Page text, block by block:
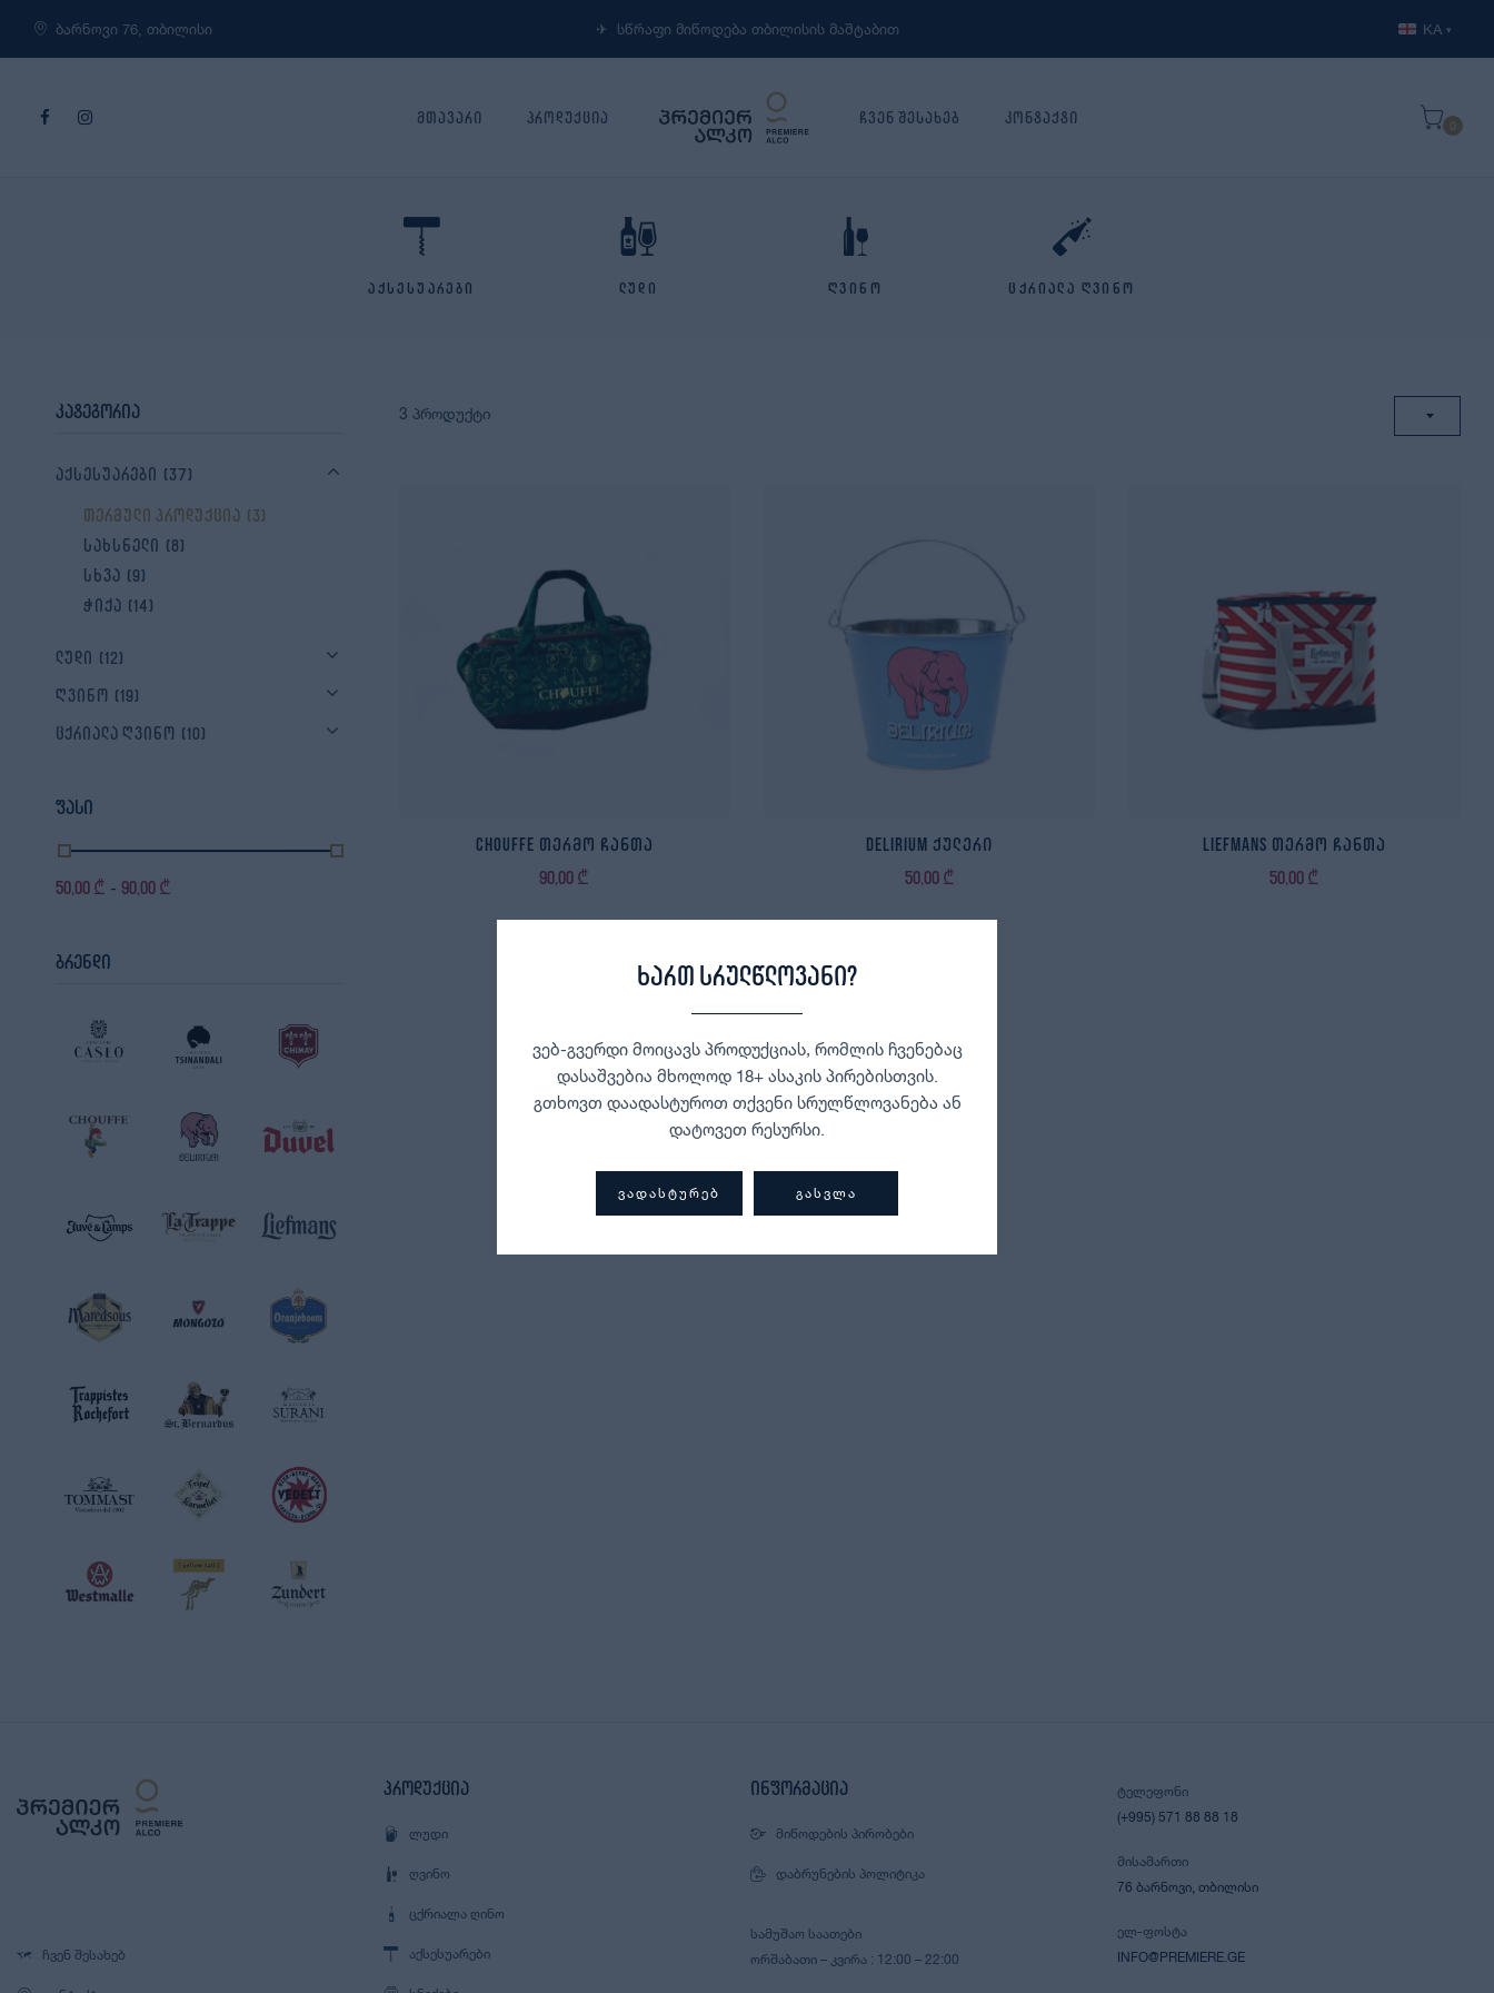
ბარნოვი 76, თბილისი ✈︎ სწრაფი მიწოდება თბილისის მაშტაბით KA ▾
მთავარი პროდუქცია ჩვენ შესახებ კონტაქტი 0
აქსესუარები ლუდი ღვინო ცქრიალა ღვინო
კატეგორია
აქსესუარები (37)
თერმული პროდუქცია (3)
სახსნელი (8)
სხვა (9)
ჭიქა (14)
ლუდი (12)
ღვინო (19)
ცქრიალა ღვინო (10)
ფასი
50,00 ₾ - 90,00 ₾
ბრენდი
3 პროდუქტი
Chouffe თერმო ჩანთა
90,00 ₾
Delirium ქულერი
50,00 ₾
Liefmans თერმო ჩანთა
50,00 ₾
ᲩᲕᲔᲜ ᲨᲔᲡᲐᲮᲔᲑ
პროდუქცია
ᲚᲣᲓᲘ
ᲦᲕᲘᲜᲝ
ᲪᲥᲠᲘᲐᲚᲐ ᲦᲘᲜᲝ
ᲐᲥᲡᲔᲡᲣᲐᲠᲔᲑᲘ
ინფორმაცია
ᲛᲘᲬᲝᲓᲔᲑᲘᲡ ᲞᲘᲠᲝᲑᲔᲑᲘ
ᲓᲐᲑᲠᲣᲜᲔᲑᲘᲡ ᲞᲝᲚᲘᲢᲘᲙᲐ
ᲡᲐᲛᲣᲨᲐᲝ ᲡᲐᲐᲗᲔᲑᲘ
ᲝᲠᲨᲐᲑᲐᲗᲘ – ᲙᲕᲘᲠᲐ : 12:00 – 22:00
ᲢᲔᲚᲔᲤᲝᲜᲘ
(+995) 571 88 88 18
ᲛᲘᲡᲐᲛᲐᲠᲗᲘ
76 ᲑᲐᲠᲜᲝᲕᲘ, ᲗᲑᲘᲚᲘᲡᲘ
ᲔᲚ-ᲤᲝᲡᲢᲐ
INFO@PREMIERE.GE
ხართ სრულწლოვანი?
ვებ-გვერდი მოიცავს პროდუქციას, რომლის ჩვენებაც
დასაშვებია მხოლოდ 18+ ასაკის პირებისთვის.
გთხოვთ დაადასტუროთ თქვენი სრულწლოვანება ან
დატოვეთ რესურსი.
ᲕᲐᲓᲐᲡᲢᲣᲠᲔᲑ ᲒᲐᲡᲕᲚᲐ